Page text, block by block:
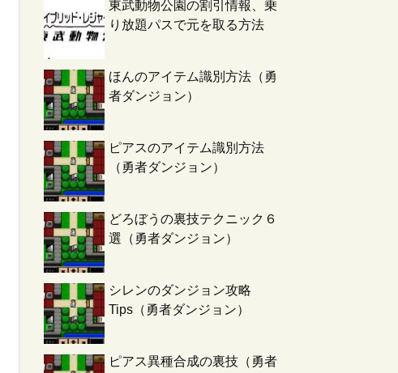
東武動物公園の割引情報、乗
り放題パスで元を取る方法
ほんのアイテム識別方法（勇
者ダンジョン）
ピアスのアイテム識別方法
（勇者ダンジョン）
どろぼうの裏技テクニック６
選（勇者ダンジョン）
シレンのダンジョン攻略
Tips（勇者ダンジョン）
ピアス異種合成の裏技（勇者